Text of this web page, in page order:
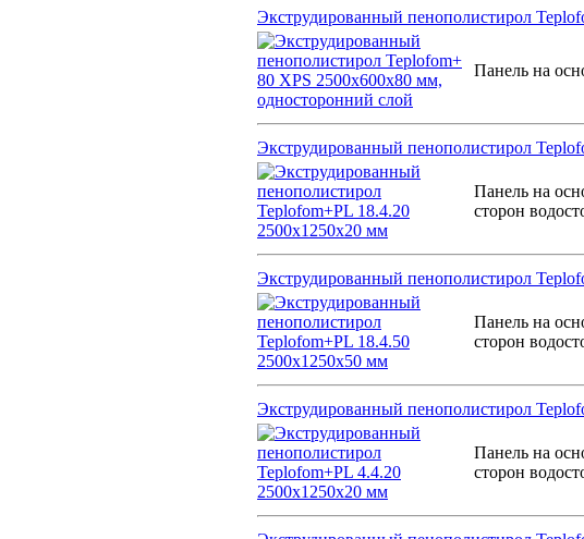
Экструдированный пенополистирол
Панель на
Экструдированный пенополистирол
Панель на
сторон
Экструдированный пенополистирол
Панель на
сторон
Экструдированный пенополистирол
Панель на
сторон